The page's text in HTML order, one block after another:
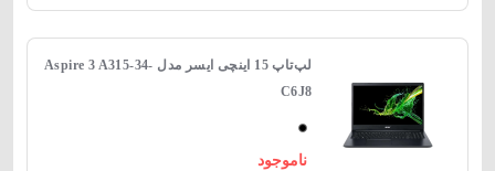
لپ‌تاپ 15 اینچی ایسر مدل Aspire 3 A315-34-
C6J8
ناموجود